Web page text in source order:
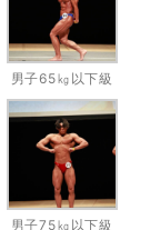
男子65㎏以下級
男子75㎏以下級